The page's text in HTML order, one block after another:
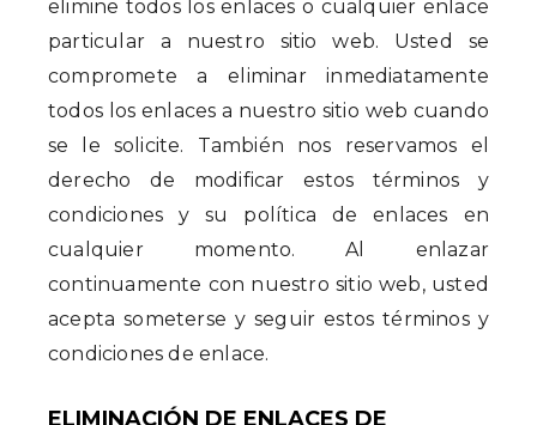
elimine todos los enlaces o cualquier enlace
particular a nuestro sitio web. Usted se
compromete a eliminar inmediatamente
todos los enlaces a nuestro sitio web cuando
se le solicite. También nos reservamos el
derecho de modificar estos términos y
condiciones y su política de enlaces en
cualquier momento. Al enlazar
continuamente con nuestro sitio web, usted
acepta someterse y seguir estos términos y
condiciones de enlace.
ELIMINACIÓN DE ENLACES DE